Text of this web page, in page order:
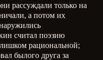
рассуждали только на
а потом их
считал поэзию
рациональной;
былого друга за